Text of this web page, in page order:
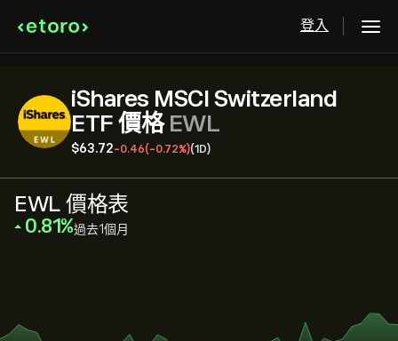
登入
iShares MSCI Switzerland
ETF 價格EWL
‎$‎63.72-0.46(-0.72%)(1D)
EWL 價格表
‎0.81‎ 過去1個月